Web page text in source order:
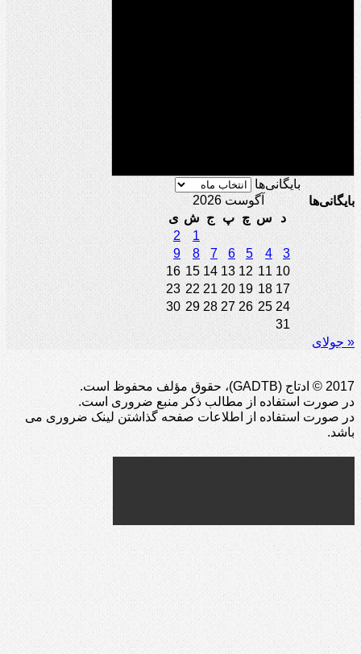
بایگانی‌ها
بایگانی‌ها
آگوست 2026
د
س چ پ ج ش ی
1
2
3
4
5
6
7
8
9
10
11
12
13
14
15
16
17
18
19
20
21
22
23
24
25
26
27
28
29
30
31
« جولای
2017 © ادتاج (GADTB)، حقوق مؤلف محفوظ است.
در صورت استفاده از مطالب ذکر منبع ضروری است.
در صورت استفاده از اطلاعات صفحه گذاشتن لینک ضروری می
باشد.